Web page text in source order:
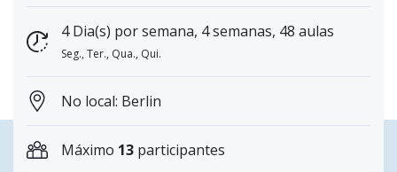
4 Dia(s) por semana, 4 semanas, 48 aulas
Seg., Ter., Qua., Qui.
No local: Berlin
Máximo 13 participantes